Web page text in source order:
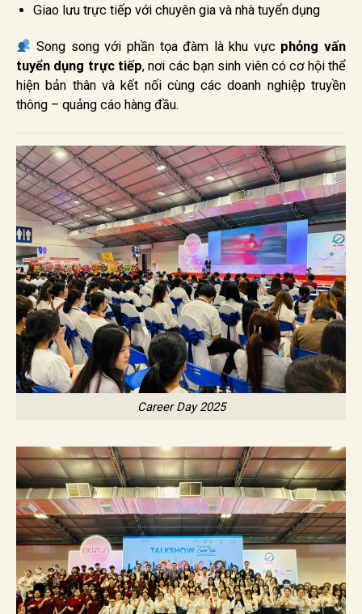
Giao lưu trực tiếp với chuyên gia và nhà tuyển dụng
Song song với phần tọa đàm là khu vực phỏng vấn
tuyển dụng trực tiếp, nơi các bạn sinh viên có cơ hội thể
hiện bản thân và kết nối cùng các doanh nghiệp truyền
thông – quảng cáo hàng đầu.
Career Day 2025